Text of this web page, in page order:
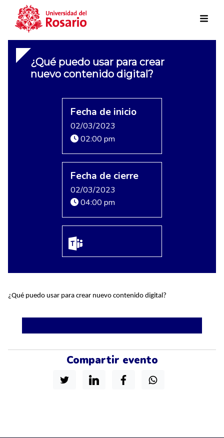
Skip to main content
Compartir evento
¿Qué puedo usar para crear
nuevo contenido digital?
Fecha de inicio
02/03/2023
02:00 pm
Fecha de cierre
02/03/2023
04:00 pm
¿Qué puedo usar para crear nuevo contenido digital?